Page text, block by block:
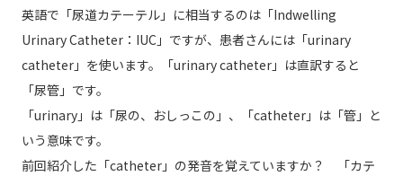
英語で「尿道カテーテル」に相当するのは「Indwelling
Urinary Catheter：IUC」ですが、患者さんには「urinary
catheter」を使います。「urinary catheter」は直訳すると
「尿管」です。
「urinary」は「尿の、おしっこの」、「catheter」は「管」と
いう意味です。
前回紹介した「catheter」の発音を覚えていますか？ 「カテ